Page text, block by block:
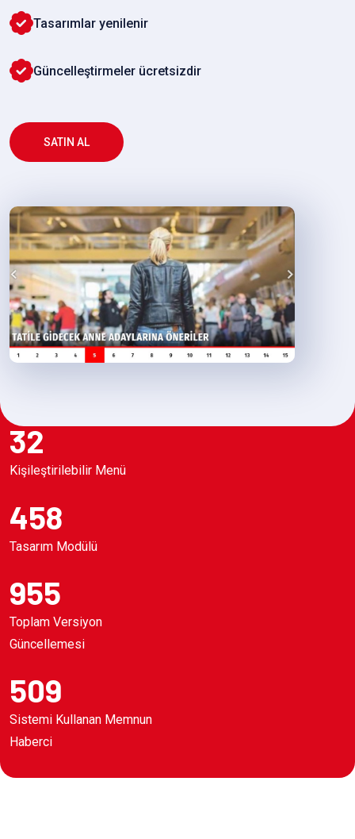
Tasarımlar yenilenir
Güncelleştirmeler ücretsizdir
SATIN AL
32
Kişileştirilebilir Menü
458
Tasarım Modülü
955
Toplam Versiyon
Güncellemesi
509
Sistemi Kullanan Memnun
Haberci